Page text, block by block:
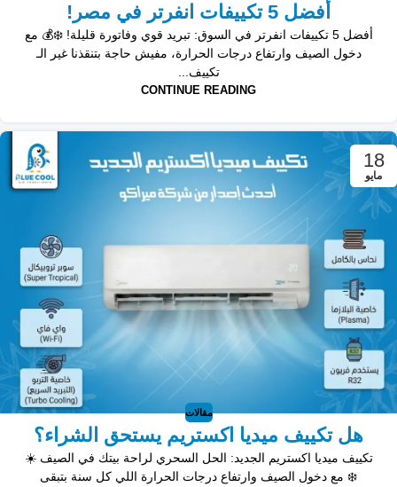
أفضل 5 تكييفات انفرتر في مصر!
أفضل 5 تكييفات انفرتر في السوق: تبريد قوي وفاتورة قليلة! ❄️💰 مع
دخول الصيف وارتفاع درجات الحرارة، مفيش حاجة بتنقذنا غير الـ
تكييف...
CONTINUE READING
18
مايو
مقالات
هل تكييف ميديا اكستريم يستحق الشراء؟
تكييف ميديا اكستريم الجديد: الحل السحري لراحة بيتك في الصيف ☀️
❄️ مع دخول الصيف وارتفاع درجات الحرارة اللي كل سنة بتبقى